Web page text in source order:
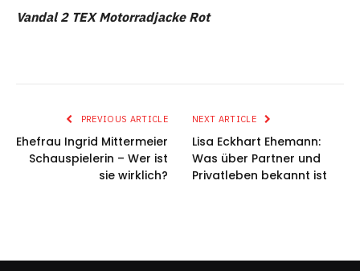
Vandal 2 TEX Motorradjacke Rot
PREVIOUS ARTICLE
Ehefrau Ingrid Mittermeier
Schauspielerin – Wer ist
sie wirklich?
NEXT ARTICLE
Lisa Eckhart Ehemann:
Was über Partner und
Privatleben bekannt ist